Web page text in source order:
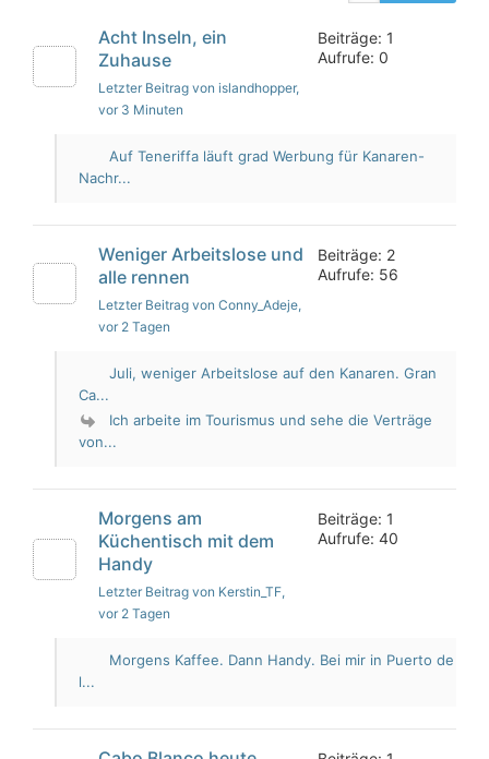
Acht Inseln, ein
Zuhause
Letzter Beitrag von islandhopper,
vor 3 Minuten
Beiträge: 1
Aufrufe: 0
Auf Teneriffa läuft grad Werbung für Kanaren-
Nachr...
Weniger Arbeitslose und
alle rennen
Letzter Beitrag von Conny_Adeje,
vor 2 Tagen
Beiträge: 2
Aufrufe: 56
Juli, weniger Arbeitslose auf den Kanaren. Gran
Ca...
Ich arbeite im Tourismus und sehe die Verträge
von...
Morgens am
Küchentisch mit dem
Handy
Letzter Beitrag von Kerstin_TF,
vor 2 Tagen
Beiträge: 1
Aufrufe: 40
Morgens Kaffee. Dann Handy. Bei mir in Puerto de
l...